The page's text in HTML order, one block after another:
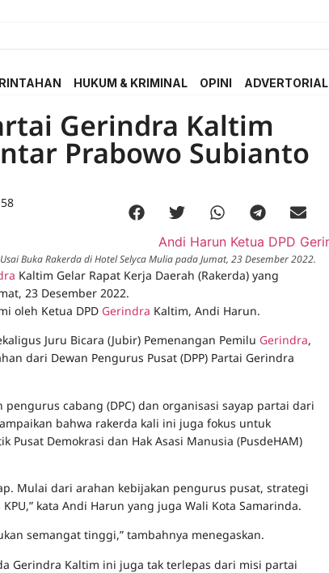
HUKUM & KRIMINAL OPINI ADVERTORIAL
Gerindra Kaltim
Prabowo Subianto
Buka Rakerda di Hotel Selyca Mulia pada Jumat, 23 Desember 2022.
Kaltim Gelar Rapat Kerja Daerah (Rakerda) yang
23 Desember 2022.
oleh Ketua DPD Gerindra Kaltim, Andi Harun.
Juru Bicara (Jubir) Pemenangan Pemilu Gerindra,
dari Dewan Pengurus Pusat (DPP) Partai Gerindra
cabang (DPC) dan organisasi sayap partai dari
bahwa rakerda kali ini juga fokus untuk
Demokrasi dan Hak Asasi Manusia (PusdeHAM)
Mulai dari arahan kebijakan pengurus pusat, strategi
kata Andi Harun yang juga Wali Kota Samarinda.
semangat tinggi,” tambahnya menegaskan.
Gerindra Kaltim ini juga tak terlepas dari misi partai